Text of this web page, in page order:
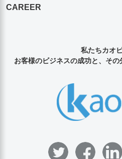
CAREER
私たちカオ
お客様のビジネスの成功と、その